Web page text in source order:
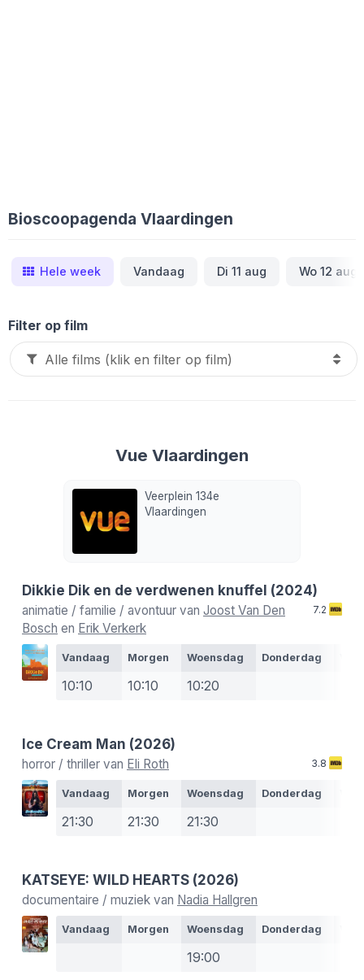
Bioscoopagenda Vlaardingen
Hele week Vandaag Di 11 aug Wo 12 aug
Filter op film
Vue Vlaardingen
Veerplein 134e
Vlaardingen
Dikkie Dik en de verdwenen knuffel (2024)
animatie / familie / avontuur van Joost Van Den
Bosch en Erik Verkerk
7.2
Vandaag Morgen Woensdag Donderdag
10:10 10:10 10:20
Ice Cream Man (2026)
horror / thriller van Eli Roth 3.8
Vandaag Morgen Woensdag Donderdag
21:30 21:30 21:30
KATSEYE: WILD HEARTS (2026)
documentaire / muziek van Nadia Hallgren
Vandaag Morgen Woensdag Donderdag
19:00